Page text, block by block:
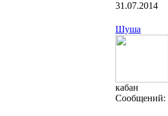
31.07.2014
Шуша
кабан
Сообщений: